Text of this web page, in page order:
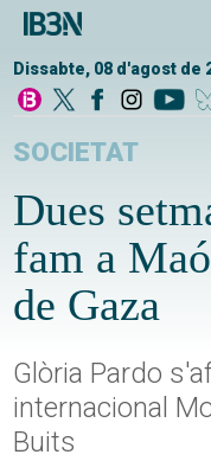
Dissabte, 08 d'agost de
SOCIETAT
Dues
fam a
de Gaza
Glòria Pardo
internacional
Buits